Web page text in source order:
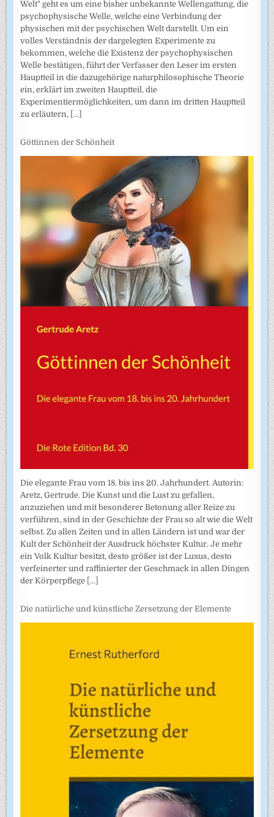
Welt" geht es um eine bisher unbekannte Wellengattung, die
psychophysische Welle, welche eine Verbindung der
physischen mit der psychischen Welt darstellt. Um ein
volles Verständnis der dargelegten Experimente zu
bekommen, welche die Existenz der psychophysischen
Welle bestätigen, führt der Verfasser den Leser im ersten
Hauptteil in die dazugehörige naturphilosophische Theorie
ein, erklärt im zweiten Hauptteil, die
Experimentiermöglichkeiten, um dann im dritten Hauptteil
zu erläutern, [...]
Göttinnen der Schönheit
Die elegante Frau vom 18. bis ins 20. Jahrhundert. Autorin:
Aretz, Gertrude. Die Kunst und die Lust zu gefallen,
anzuziehen und mit besonderer Betonung aller Reize zu
verführen, sind in der Geschichte der Frau so alt wie die Welt
selbst. Zu allen Zeiten und in allen Ländern ist und war der
Kult der Schönheit der Ausdruck höchster Kultur. Je mehr
ein Volk Kultur besitzt, desto größer ist der Luxus, desto
verfeinerter und raffinierter der Geschmack in allen Dingen
der Körperpflege [...]
Die natürliche und künstliche Zersetzung der Elemente